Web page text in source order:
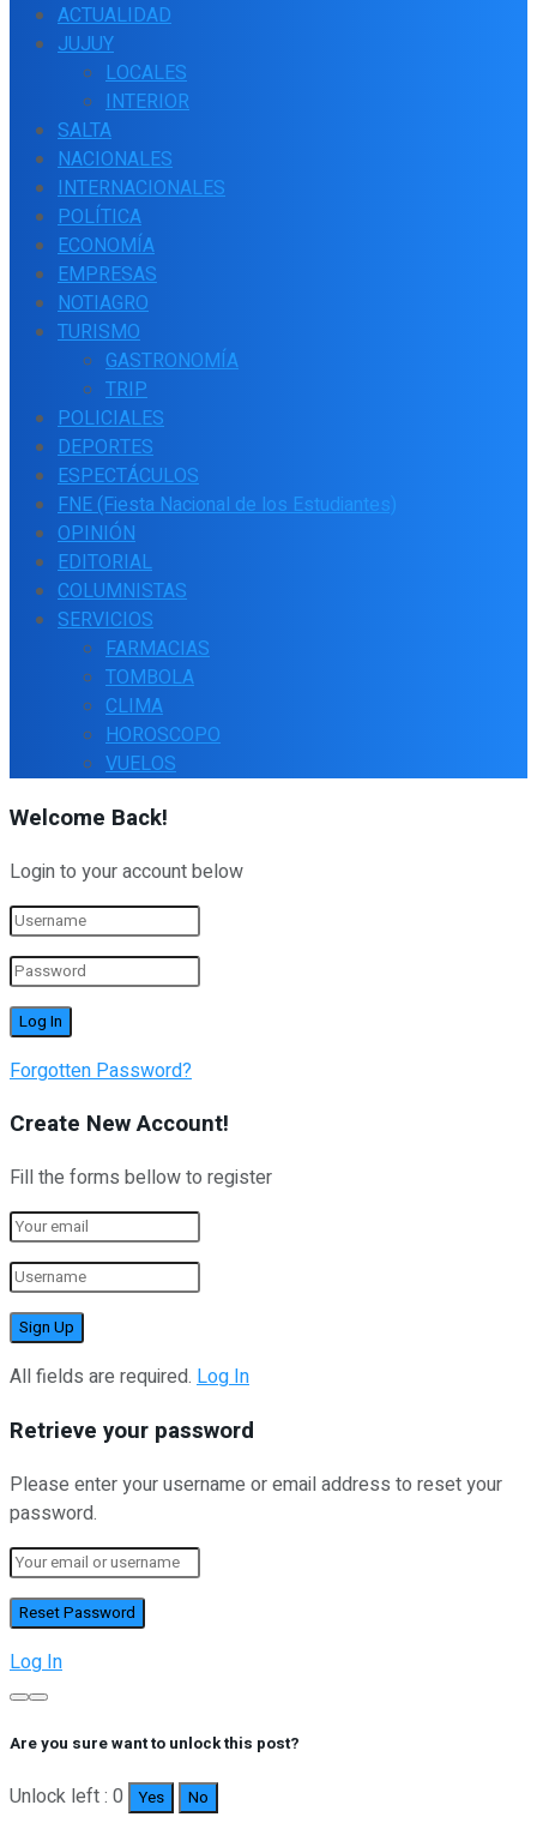
ACTUALIDAD
JUJUY
LOCALES
INTERIOR
SALTA
NACIONALES
INTERNACIONALES
POLÍTICA
ECONOMÍA
EMPRESAS
NOTIAGRO
TURISMO
GASTRONOMÍA
TRIP
POLICIALES
DEPORTES
ESPECTÁCULOS
FNE (Fiesta Nacional de los Estudiantes)
OPINIÓN
EDITORIAL
COLUMNISTAS
SERVICIOS
FARMACIAS
TOMBOLA
CLIMA
HOROSCOPO
VUELOS
Welcome Back!
Login to your account below
Forgotten Password?
Create New Account!
Fill the forms bellow to register
All fields are required. Log In
Retrieve your password
Please enter your username or email address to reset your
password.
Log In
Are you sure want to unlock this post?
Unlock left : 0 Yes No